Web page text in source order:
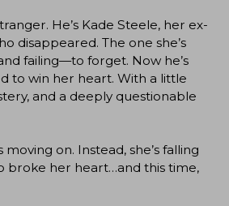
He’s Kade Steele, her ex-
disappeared. The one she’s
failing—to forget. Now he’s
to win her heart. With a little
and a deeply questionable
on. Instead, she’s falling
broke her heart…and this time,